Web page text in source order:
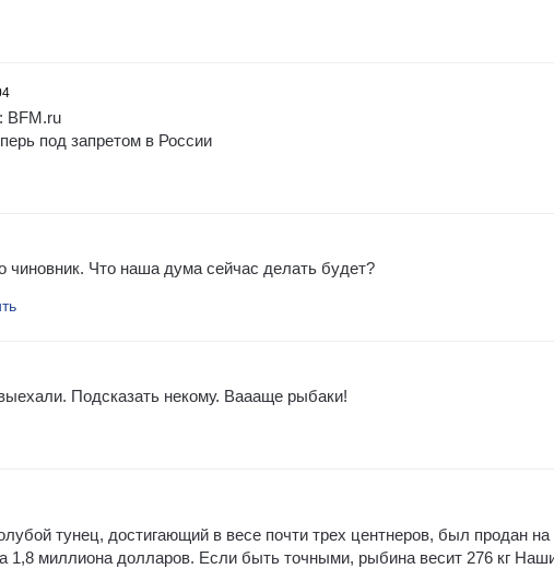
BFM.ru
под запретом в России
чиновник. Что наша дума сейчас делать будет?
Подсказать некому. Ваааще рыбаки!
тунец, достигающий в весе почти трех центнеров, был продан на
1,8 миллиона долларов. Если быть точными, рыбина весит 276 кг